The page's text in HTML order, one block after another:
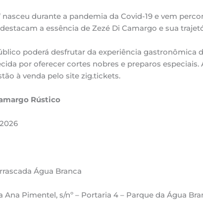
nasceu durante a pandemia da Covid-19 e vem
a essência de Zezé Di Camargo e sua
poderá desfrutar da experiência gastronômica
por oferecer cortes nobres e preparos especiais.
à venda pelo site zig.tickets.
Rústico
Água Branca
Ana Pimentel, s/nº – Portaria 4 – Parque da Água